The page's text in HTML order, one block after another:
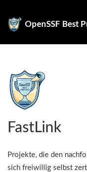
OpenSSF Best
FastLink
Projekte, die den
sich freiwillig selbst